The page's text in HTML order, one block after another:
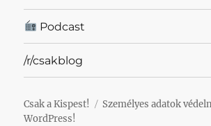
Podcast
/r/csakblog
Csak a Kispest! Személyes adatok
WordPress!